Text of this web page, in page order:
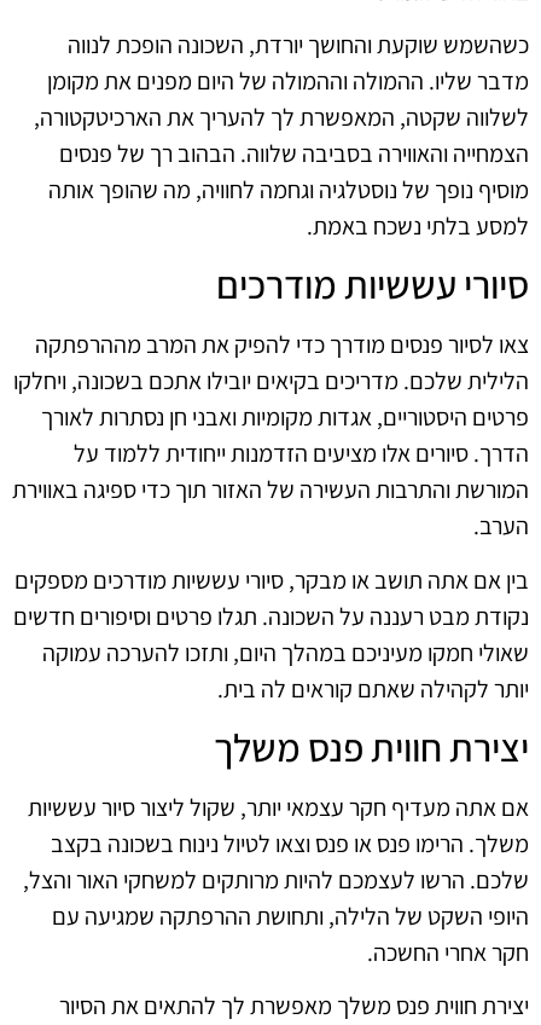
כשהשמש שוקעת והחושך יורדת, השכונה הופכת לנווה
מדבר שליו. ההמולה וההמולה של היום מפנים את מקומן
לשלווה שקטה, המאפשרת לך להעריך את הארכיטקטורה,
הצמחייה והאווירה בסביבה שלווה. הבהוב רך של פנסים
מוסיף נופך של נוסטלגיה וגחמה לחוויה, מה שהופך אותה
למסע בלתי נשכח באמת.
סיורי עששיות מודרכים
צאו לסיור פנסים מודרך כדי להפיק את המרב מההרפתקה
הלילית שלכם. מדריכים בקיאים יובילו אתכם בשכונה, ויחלקו
פרטים היסטוריים, אגדות מקומיות ואבני חן נסתרות לאורך
הדרך. סיורים אלו מציעים הזדמנות ייחודית ללמוד על
המורשת והתרבות העשירה של האזור תוך כדי ספיגה באווירת
הערב.
בין אם אתה תושב או מבקר, סיורי עששיות מודרכים מספקים
נקודת מבט רעננה על השכונה. תגלו פרטים וסיפורים חדשים
שאולי חמקו מעיניכם במהלך היום, ותזכו להערכה עמוקה
יותר לקהילה שאתם קוראים לה בית.
יצירת חווית פנס משלך
אם אתה מעדיף חקר עצמאי יותר, שקול ליצור סיור עששיות
משלך. הרימו פנס או פנס וצאו לטיול נינוח בשכונה בקצב
שלכם. הרשו לעצמכם להיות מרותקים למשחקי האור והצל,
היופי השקט של הלילה, ותחושת ההרפתקה שמגיעה עם
חקר אחרי החשכה.
יצירת חווית פנס משלך מאפשרת לך להתאים את הסיור